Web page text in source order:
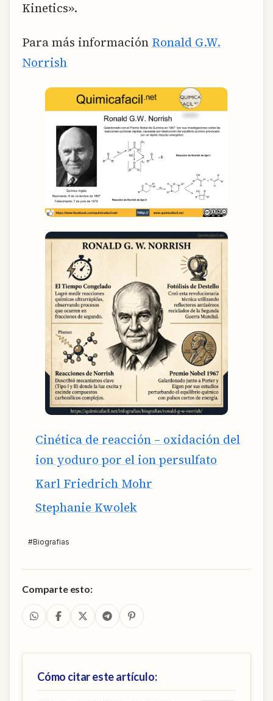
Kinetics».
Para más información Ronald G.W.
Norrish
Cinética de reacción – oxidación del
ion yoduro por el ion persulfato
Karl Friedrich Mohr
Stephanie Kwolek
#Biografias
Comparte esto:
Cómo citar este artículo: